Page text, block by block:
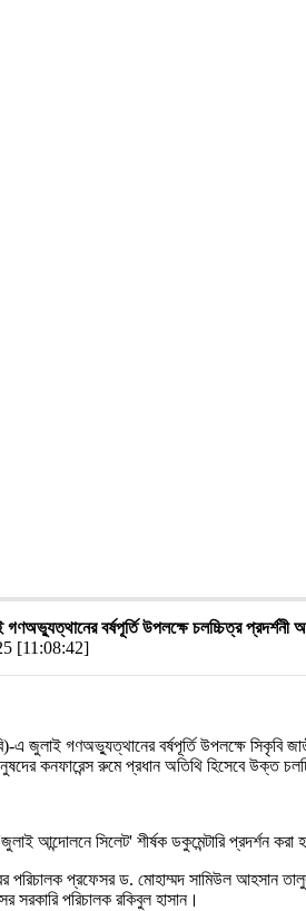
গণঅভ্যুত্থানের বর্ষপূর্তি উপলক্ষে চলচ্চিত্র প্রদর্শনী
[11:08:42]
)-এ জুলাই গণঅভ্যুত্থানের বর্ষপূর্তি উপলক্ষে সিকৃবি
কনফারেন্স রুমে প্রধান অতিথি হিসেবে উক্ত
জুলাই আন্দোলনে সিলেট' শীর্ষক ডকুমেন্টারি প্রদর্শন করা
পরিচালক প্রফেসর ড. মোহাম্মদ সামিউল আহসান
সরকারি পরিচালক রকিবুল হাসান।